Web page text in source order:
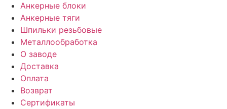
Анкерные блоки
Анкерные тяги
Шпильки резьбовые
Металлообработка
О заводе
Доставка
Оплата
Возврат
Сертификаты